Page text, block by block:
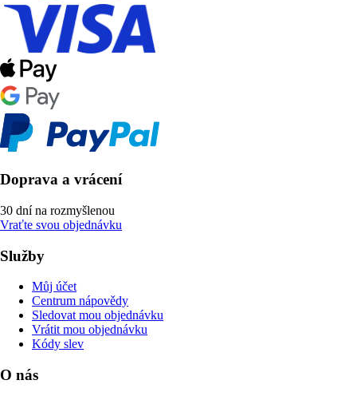
Doprava a vrácení
30 dní na rozmyšlenou
Vraťte svou objednávku
Služby
Můj účet
Centrum nápovědy
Sledovat mou objednávku
Vrátit mou objednávku
Kódy slev
O nás